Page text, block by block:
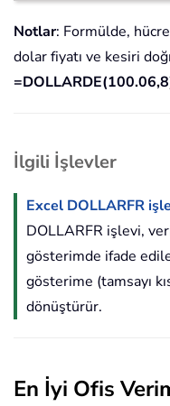
Notlar: Formülde,
dolar fiyatı ve kesiri
İlgili İşlevler
Excel DOLLARFR
DOLLARFR işlevi,
gösterimde ifade
gösterime (tamsayı
dönüştürür.
En İyi Ofis